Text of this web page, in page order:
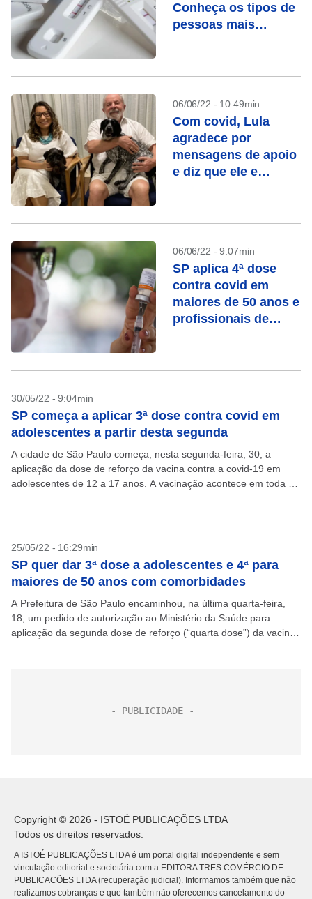
Conheça os tipos de
pessoas mais
06/06/22 - 10:49min
Com covid, Lula
agradece por
mensagens de apoio
e diz que ele e
06/06/22 - 9:07min
SP aplica 4ª dose
contra covid em
maiores de 50 anos e
profissionais de
30/05/22 - 9:04min
SP começa a aplicar 3ª dose contra covid em
adolescentes a partir desta segunda
A cidade de São Paulo começa, nesta segunda-feira, 30, a
aplicação da dose de reforço da vacina contra a covid-19 em
adolescentes de 12 a 17 anos. A vacinação acontece em toda a
25/05/22 - 16:29min
SP quer dar 3ª dose a adolescentes e 4ª para
maiores de 50 anos com comorbidades
A Prefeitura de São Paulo encaminhou, na última quarta-feira,
18, um pedido de autorização ao Ministério da Saúde para
aplicação da segunda dose de reforço (“quarta dose”) da vacina
Copyright © 2026 - ISTOÉ PUBLICAÇÕES LTDA
Todos os direitos reservados.
A ISTOÉ PUBLICAÇÕES LTDA é um portal digital independente e sem
vinculação editorial e societária com a EDITORA TRES COMÉRCIO DE
PUBLICACÕES LTDA (recuperação judicial). Informamos também que não
realizamos cobranças e que também não oferecemos cancelamento do